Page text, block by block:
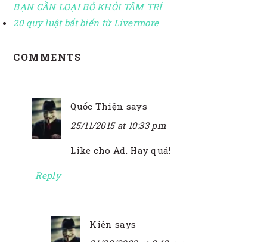
BẠN CẦN LOẠI BỎ KHỎI TÂM TRÍ
20 quy luật bất biến từ Livermore
INTERACTIONS
COMMENTS
Quốc Thiện says
25/11/2015 at 10:33 pm
Like cho Ad. Hay quá!
Reply
Kiên says